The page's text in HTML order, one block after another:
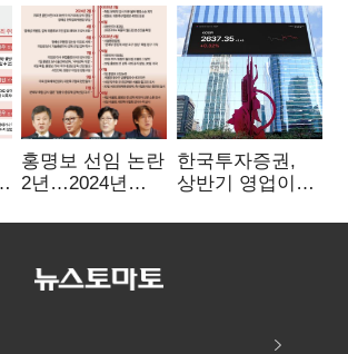
홍명보 선임 논란
2년…2024년
압색까지
한국투자증권,
상반기 영업이익
전년비 89.1%↑